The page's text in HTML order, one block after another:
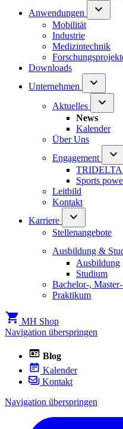
Anwendungen
Mobilität
Industrie
Medizintechnik
Downloads
Unternehmen
Aktuelles
News
Kalender
Über Uns
Engagement
TRIDELTA
Sports
Leitbild
Kontakt
Karriere
Stellenangebote
Ausbildung &
Ausbildung
Studium
Bachelor-,
Praktikum
MH Shop
Navigation überspringen
Blog
Kalender
Kontakt
Navigation überspringen